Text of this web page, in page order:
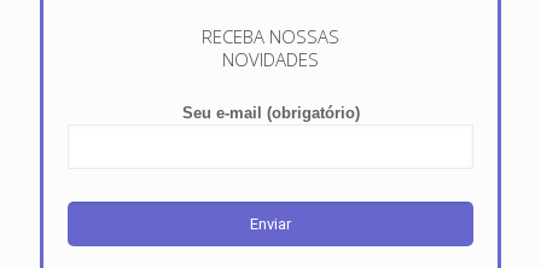
RECEBA NOSSAS
NOVIDADES
Seu e-mail (obrigatório)